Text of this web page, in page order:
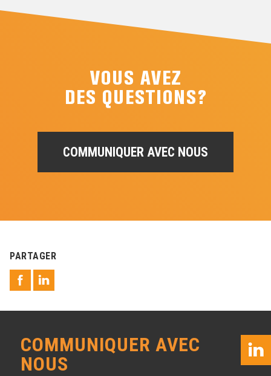
VOUS AVEZ
DES QUESTIONS?
COMMUNIQUER AVEC NOUS
PARTAGER
COMMUNIQUER AVEC
NOUS